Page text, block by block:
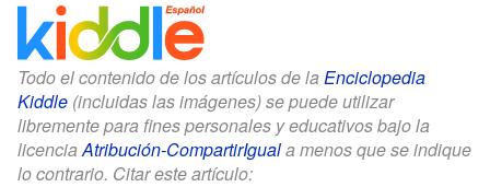
Todo el contenido de los artículos de la Enciclopedia
Kiddle (incluidas las imágenes) se puede utilizar
libremente para fines personales y educativos bajo la
licenciaAtribución-CompartirIguala menos que se indique
lo contrario. Citar este artículo: